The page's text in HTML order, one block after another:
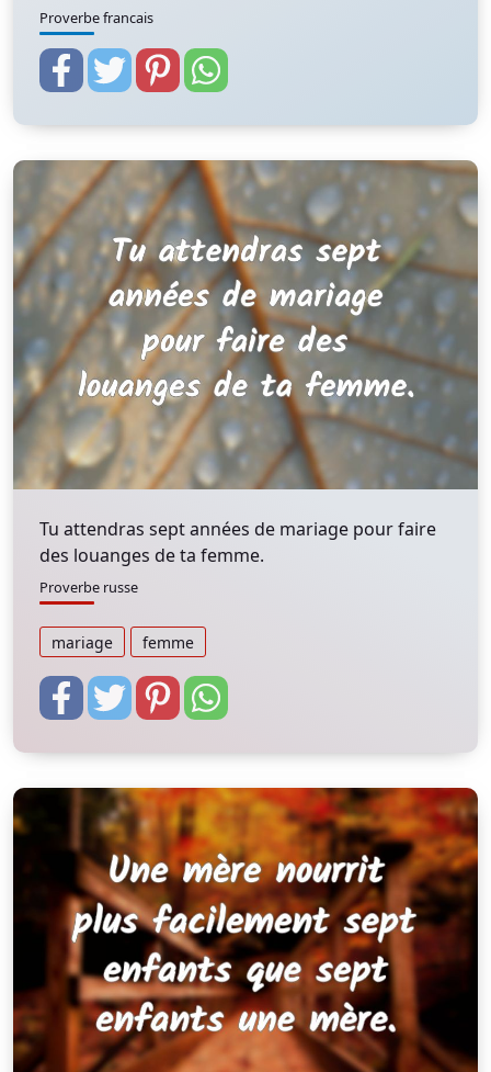
Proverbe francais
Tu attendras sept années de mariage pour faire
des louanges de ta femme.
Proverbe russe
mariage femme